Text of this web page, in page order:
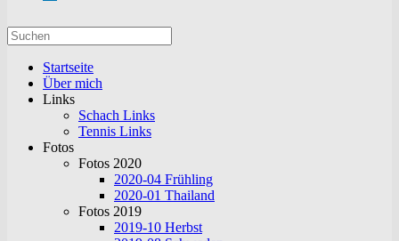
Suchen
nach:
Startseite
Über mich
Links
Schach Links
Tennis Links
Fotos
Fotos 2020
2020-04 Frühling
2020-01 Thailand
Fotos 2019
2019-10 Herbst